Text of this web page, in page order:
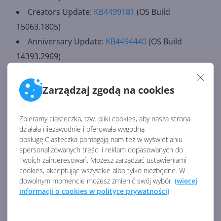
Zarządzaj zgodą na cookies
Zbieramy ciasteczka, tzw. pliki cookies, aby nasza strona
działała niezawodnie i oferowała wygodną
obsługę.Ciasteczka pomagają nam też w wyświetlaniu
spersonalizowanych treści i reklam dopasowanych do
Twoich zainteresowań. Możesz zarządzać ustawieniami
cookies, akceptując wszystkie albo tylko niezbędne. W
dowolnym momencie możesz zmienić swój wybór. (więcej
informacji o cookies w polityce prywatności)
Creators Update: KB4499181 (OS Build
15063.1805)
Anniversary Update: KB4494440(OS Build
14393.2969)
10240.18215)
Tego samego dnia aktualizacje zbiorcze dotarły też do
Windows 10 Insider Preview (May 2019 Update),
Windows 7, Windows 8.1 i Windows Server 2008/2012.
Nic jednak nie wskazuje, by problem pojawiał się i w
tych systemach.
Źródło: